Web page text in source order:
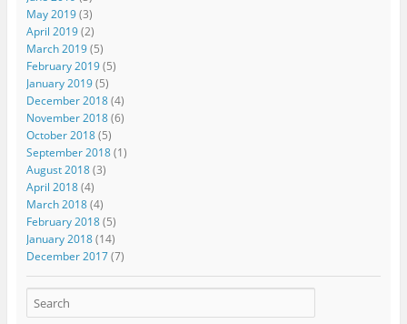
May 2019(3)
April 2019(2)
March 2019(5)
February 2019(5)
January 2019(5)
December 2018(4)
November 2018(6)
October 2018(5)
September 2018(1)
August 2018(3)
April 2018(4)
March 2018(4)
February 2018(5)
January 2018(14)
December 2017(7)